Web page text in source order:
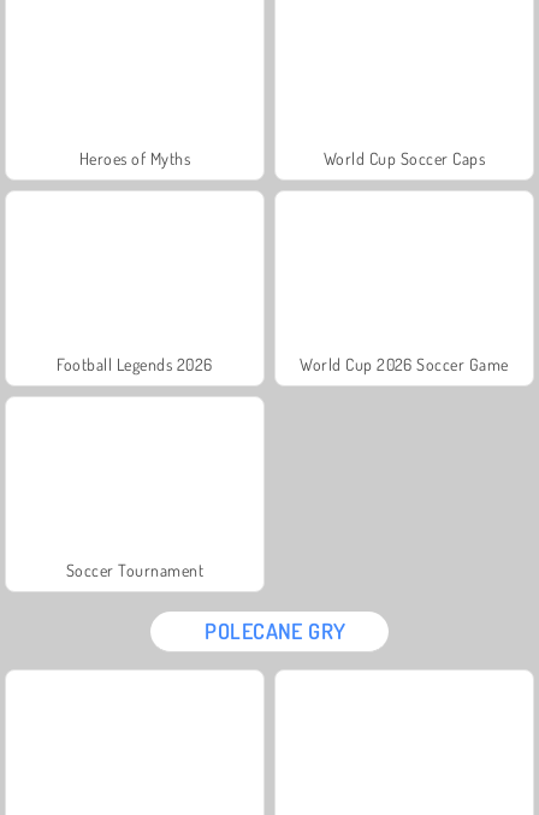
Heroes of Myths World Cup Soccer Caps
Football Legends 2026 World Cup 2026 Soccer Game
Soccer Tournament
POLECANE GRY